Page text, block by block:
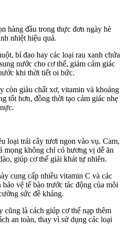
hàng đầu trong thực đơn ngày hè
nhiệt hiệu quả.
bí đao hay các loại rau xanh chứa
nước cho c‌ơ th‌ể, giảm cảm giác
khi thời tiết oi bức.
còn giàu chất xơ, vitamin và khoáng
tốt hơn, đồng thời tạo cảm giác nhẹ
loại trái cây tươi ngon vào vụ. Cam,
mọng không chỉ có hương vị dễ ăn
giúp c‌ơ th‌ể giải khát tự nhiên.
cung cấp nhiều vitamin C và các
vệ tế bào trước tác động của môi
sức đề kháng.
là cách giúp c‌ơ th‌ể nạp thêm
an toàn, thay vì sử dụng các loại